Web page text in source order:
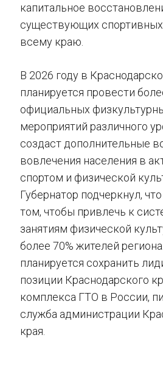
капитальное
существующих
всему краю.
В 2026 году в
планируется провести
официальных
мероприятий различного
создаст дополнительные
вовлечения населения в
спортом и физической
Губернатор подчеркнул,
том, чтобы привлечь к
занятиям физической
более 70% жителей
планируется сохранить
позиции Краснодарского
комплекса ГТО в России,
служба администрации
края.